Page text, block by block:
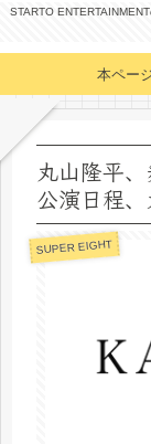
STARTO
本ペー
丸山隆平
公演日程
SUPER EIGHT